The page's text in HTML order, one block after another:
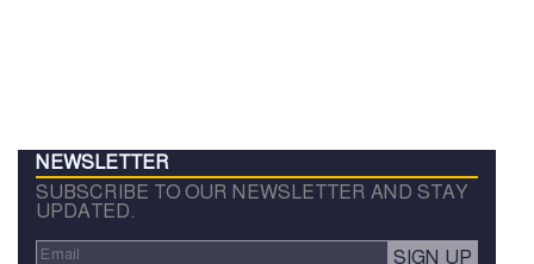
NEWSLETTER
SUBSCRIBE TO OUR NEWSLETTER AND STAY
UPDATED.